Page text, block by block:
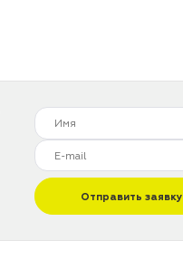
Отправить заявку